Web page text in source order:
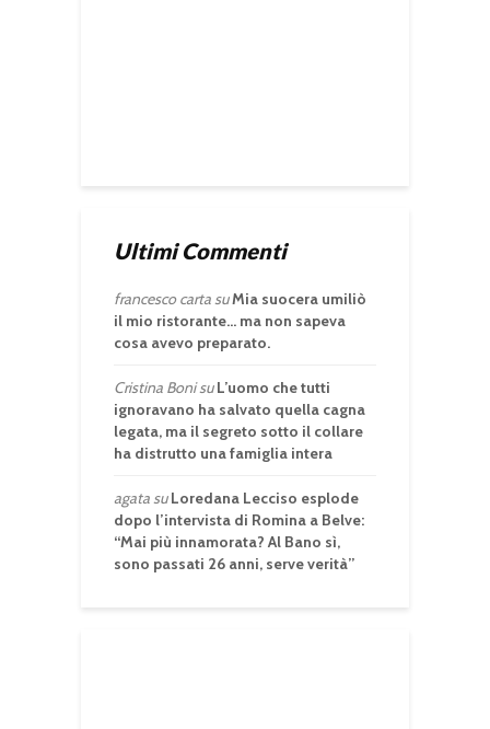
Ultimi Commenti
francesco cartasuMia suocera umiliò
il mio ristorante… ma non sapeva
cosa avevo preparato.
Cristina BonisuL’uomo che tutti
ignoravano ha salvato quella cagna
legata, ma il segreto sotto il collare
ha distrutto una famiglia intera
agatasuLoredana Lecciso esplode
dopo l’intervista di Romina a Belve:
“Mai più innamorata? Al Bano sì,
sono passati 26 anni, serve verità”